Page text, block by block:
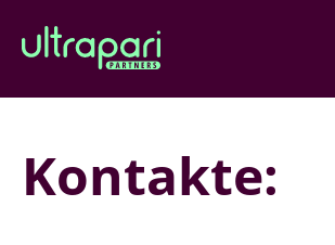
Kontakte: